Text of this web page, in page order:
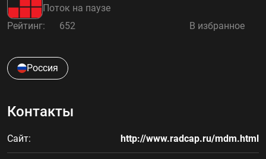
Добавить радиостанцию
Контакты
Поток на паузе
Рейтинг: 652 В избранное
Россия
Контакты
Сайт: http://www.radcap.ru/mdm.html